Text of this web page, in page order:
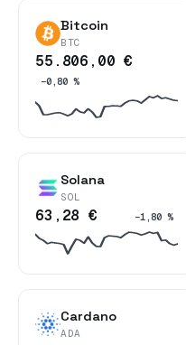
Bitcoin
BTC
55.806,00 €
−0,80 %
Solana
SOL
63,28 € −1,80 %
Cardano
ADA